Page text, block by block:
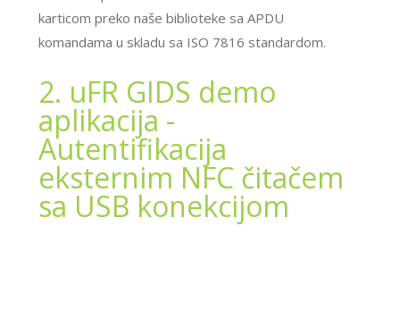
karticom preko naše biblioteke sa APDU
komandama u skladu sa ISO 7816 standardom.
2. uFR GIDS demo
aplikacija -
Autentifikacija
eksternim NFC čitačem
sa USB konekcijom